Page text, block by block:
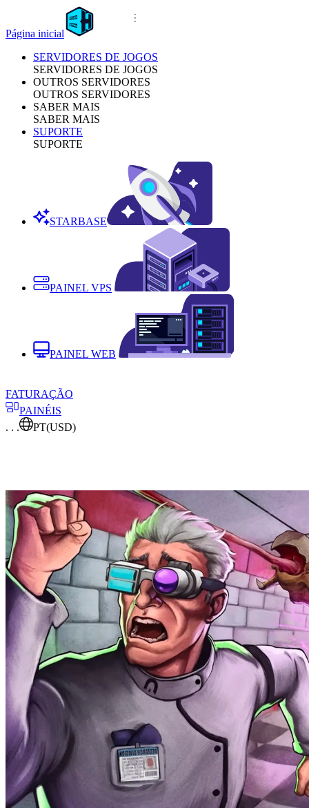
Página inicial
SERVIDORES DE JOGOS
SERVIDORES DE JOGOS
OUTROS SERVIDORES
OUTROS SERVIDORES
SABER MAIS
SABER MAIS
SUPORTE
SUPORTE
STARBASE
PAINEL VPS
PAINEL WEB
FATURAÇÃO
PAINÉIS
. . .
PT(USD)